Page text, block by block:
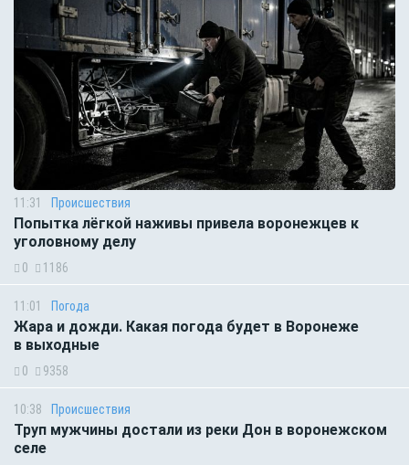
11:31 Происшествия
Попытка лёгкой наживы привела воронежцев к
уголовному делу
0 1186
11:01 Погода
Жара и дожди. Какая погода будет в Воронеже
в выходные
0 9358
10:38 Происшествия
Труп мужчины достали из реки Дон в воронежском
селе